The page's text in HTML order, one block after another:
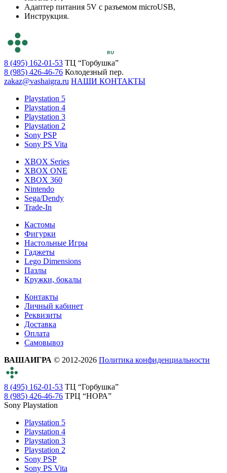
Адаптер питания 5V с разъемом microUSB,
Инструкция.
8 (495) 162-01-53 ТЦ “Горбушка”
8 (985) 426-46-76 Колодезный пер.
zakaz@vashaigra.ru НАШИ КОНТАКТЫ
Playstation 5
Playstation 4
Playstation 3
Playstation 2
Sony PSP
Sony PS Vita
XBOX Series
XBOX ONE
XBOX 360
Nintendo
Sega/Dendy
Trade-In
Кастомы
Фигурки
Настольные Игры
Гаджеты
Lego Dimensions
Пазлы
Кружки, бокалы
Контакты
Личный кабинет
Реквизиты
Доставка
Оплата
Самовывоз
ВАШАИГРА © 2012-2026 Политика конфиденциальности
8 (495) 162-01-53 ТЦ “Горбушка”
8 (985) 426-46-76 ТРЦ “НОРА”
Sony Playstation
Playstation 5
Playstation 4
Playstation 3
Playstation 2
Sony PSP
Sony PS Vita